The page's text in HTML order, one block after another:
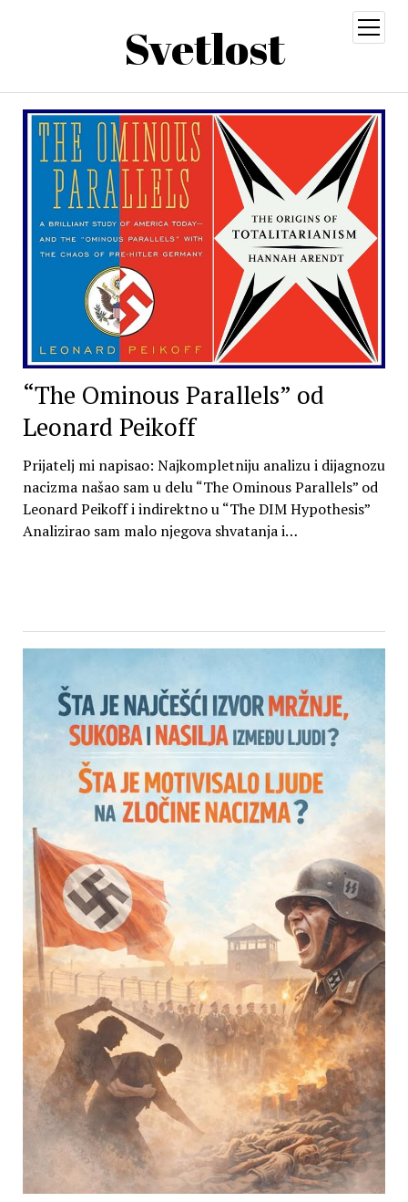
Svetlost
open
menu
“The Ominous Parallels” od
Leonard Peikoff
Prijatelj mi napisao: Najkompletniju analizu i dijagnozu
nacizma našao sam u delu “The Ominous Parallels” od
Leonard Peikoff i indirektno u “The DIM Hypothesis”
Analizirao sam malo njegova shvatanja i…